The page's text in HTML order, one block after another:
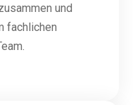
und
fachlichen